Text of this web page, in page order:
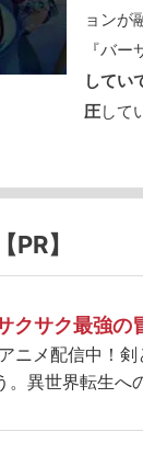
ョンが
『バ
してい
圧して
】
サクサク最強の
ニメ配信中！
。異世界転生へ